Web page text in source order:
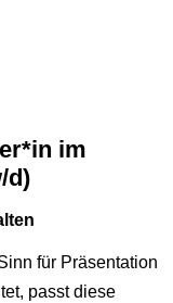
im
d)
für Präsentation
passt diese